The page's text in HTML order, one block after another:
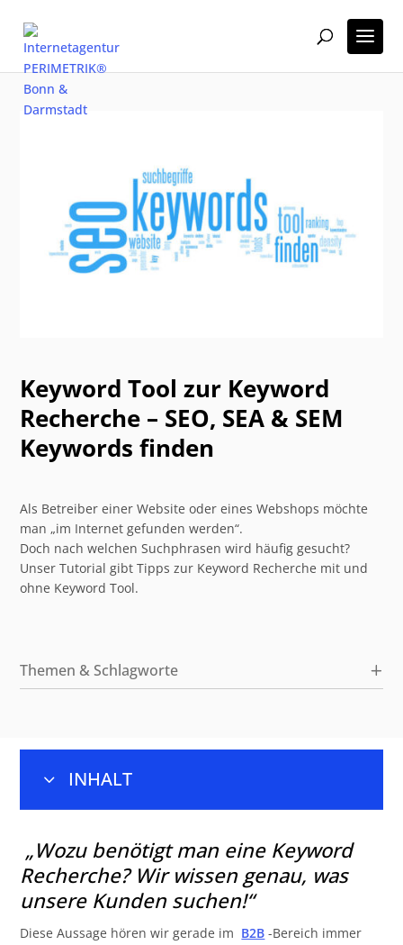
Keyword Tool zur Keyword
Recherche – SEO, SEA & SEM
Keywords finden
Als Betreiber einer Website oder eines Webshops möchte
man „im Internet gefunden werden“.
Doch nach welchen Suchphrasen wird häufig gesucht?
Unser Tutorial gibt Tipps zur Keyword Recherche mit und
ohne Keyword Tool.
Themen & Schlagworte
3 INHALT
Wir wissen genau, was unsere Kunden suchen!“
5 Welche Arten von Keywords gibt es?
5 Keywords finden: Keyword Tool verwenden oder
„Wozu benötigt man eine Keyword
Recherche? Wir wissen genau, was
unsere Kunden suchen!“
Diese Aussage hören wir gerade im B2B -Bereich immer